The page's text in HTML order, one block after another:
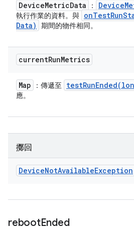
DeviceMetricData ： Device
執行作業的資料。與
Data)
期間的物件相同。
currentRunMetrics
Map ：傳遞至 testRunEnded(
應。
擲回
DeviceNotAvailableException
rebootEnded